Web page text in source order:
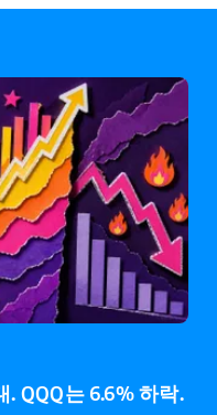
. QQQ는 6.6% 하락.